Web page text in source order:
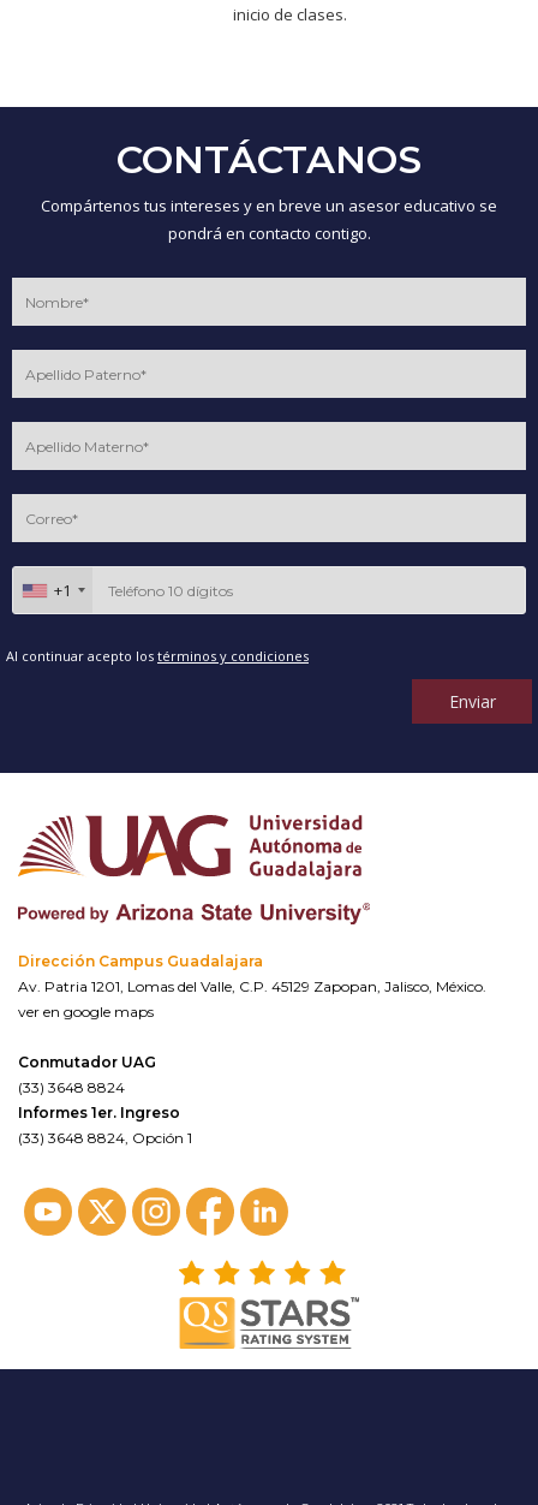
inicio de clases.
CONTÁCTANOS
Compártenos tus intereses y en breve un asesor educativo se
pondrá en contacto contigo.
+1
Al continuar acepto los términos y condiciones
Enviar
Dirección Campus Guadalajara
Av. Patria 1201, Lomas del Valle, C.P. 45129 Zapopan, Jalisco, México.
ver en google maps
Conmutador UAG
(33) 3648 8824
Informes 1er. Ingreso
(33) 3648 8824, Opción 1